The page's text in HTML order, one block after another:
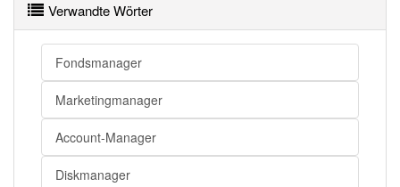
Vermittler
Verwandte Wörter
Fondsmanager
Marketingmanager
Account-Manager
Diskmanager